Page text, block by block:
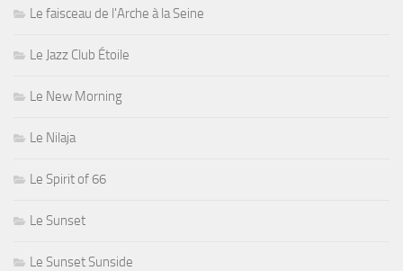
Le faisceau de l'Arche à la Seine
Le Jazz Club Étoile
Le New Morning
Le Nilaja
Le Spirit of 66
Le Sunset
Le Sunset Sunside